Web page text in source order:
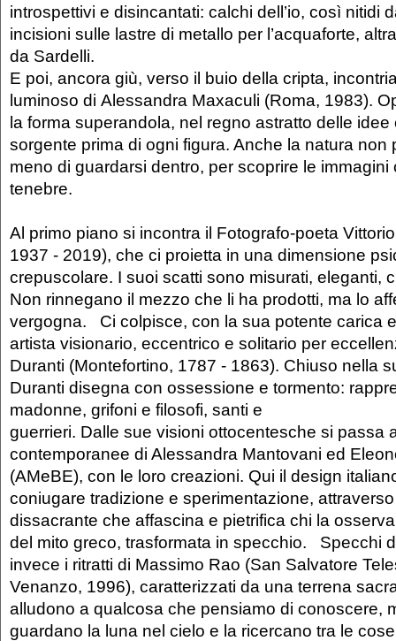
introspettivi e disincantati: calchi dell’io, così nitidi
incisioni sulle lastre di metallo per l’acquaforte,
da Sardelli.
E poi, ancora giù, verso il buio della cripta,
luminoso di Alessandra Maxaculi (Roma, 1983).
la forma superandola, nel regno astratto delle idee
sorgente prima di ogni figura. Anche la natura non
meno di guardarsi dentro, per scoprire le immagini
tenebre.
Al primo piano si incontra il Fotografo-poeta
1937 - 2019), che ci proietta in una dimensione
crepuscolare. I suoi scatti sono misurati, eleganti,
Non rinnegano il mezzo che li ha prodotti, ma lo
vergogna. Ci colpisce, con la sua potente carica
artista visionario, eccentrico e solitario per
Duranti (Montefortino, 1787 - 1863). Chiuso nella
Duranti disegna con ossessione e tormento:
madonne, grifoni e filosofi, santi e
guerrieri. Dalle sue visioni ottocentesche si passa
contemporanee di Alessandra Mantovani ed
(AMeBE), con le loro creazioni. Qui il design
coniugare tradizione e sperimentazione, attraverso
dissacrante che affascina e pietrifica chi la
del mito greco, trasformata in specchio. Specchi
invece i ritratti di Massimo Rao (San Salvatore
Venanzo, 1996), caratterizzati da una terrena
alludono a qualcosa che pensiamo di conoscere,
guardano la luna nel cielo e la ricercano tra le